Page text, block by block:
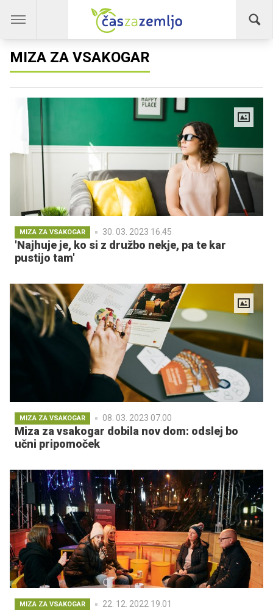
MIZA ZA VSAKOGAR
MIZA ZA VSAKOGAR 30. 03. 2023 16.45
'Najhuje je, ko si z družbo nekje, pa te kar
pustijo tam'
MIZA ZA VSAKOGAR 08. 03. 2023 07.00
Miza za vsakogar dobila nov dom: odslej bo
učni pripomoček
MIZA ZA VSAKOGAR 22. 12. 2022 19.01